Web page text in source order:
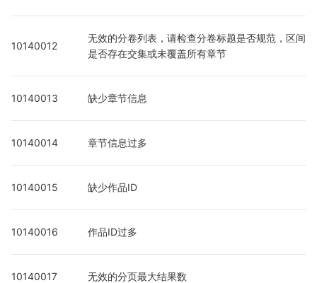
10140012
无效的分卷列表，请检查分卷标题是否规范，区间
是否存在交集或未覆盖所有章节
10140013 缺少章节信息
10140014 章节信息过多
10140015 缺少作品ID
10140016 作品ID过多
10140017 无效的分页最大结果数